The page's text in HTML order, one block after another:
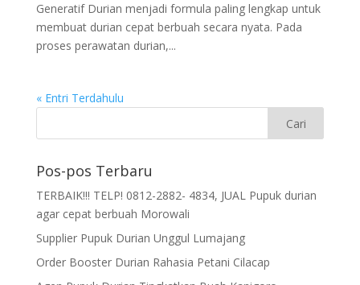
Generatif Durian menjadi formula paling lengkap untuk
membuat durian cepat berbuah secara nyata. Pada
proses perawatan durian,...
« Entri Terdahulu
Pos-pos Terbaru
TERBAIK!!! TELP! 0812-2882- 4834, JUAL Pupuk durian
agar cepat berbuah Morowali
Supplier Pupuk Durian Unggul Lumajang
Order Booster Durian Rahasia Petani Cilacap